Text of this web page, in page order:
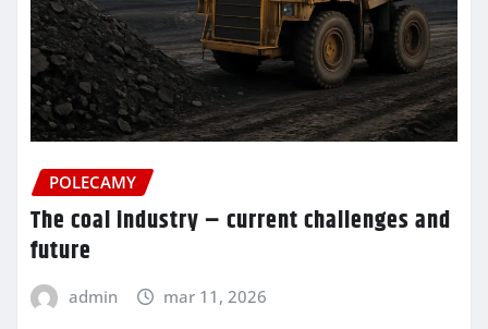
POLECAMY
The coal industry – current challenges and
future
admin mar 11, 2026